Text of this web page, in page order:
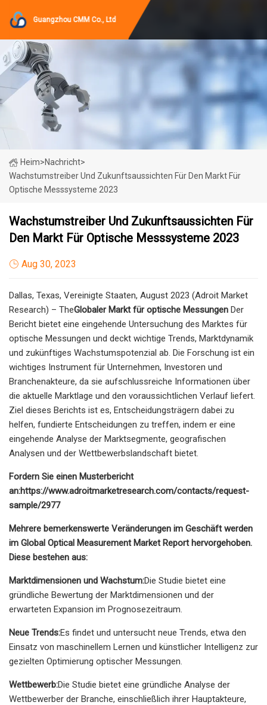
Guangzhou CMM Co., Ltd
Heim>Nachricht>
Wachstumstreiber Und Zukunftsaussichten Für Den Markt Für
Optische Messsysteme 2023
Wachstumstreiber Und Zukunftsaussichten Für
Den Markt Für Optische Messsysteme 2023
Aug 30, 2023
Dallas, Texas, Vereinigte Staaten, August 2023 (Adroit Market
Research) – TheGlobaler Markt für optische Messungen Der
Bericht bietet eine eingehende Untersuchung des Marktes für
optische Messungen und deckt wichtige Trends, Marktdynamik
und zukünftiges Wachstumspotenzial ab. Die Forschung ist ein
wichtiges Instrument für Unternehmen, Investoren und
Branchenakteure, da sie aufschlussreiche Informationen über
die aktuelle Marktlage und den voraussichtlichen Verlauf liefert.
Ziel dieses Berichts ist es, Entscheidungsträgern dabei zu
helfen, fundierte Entscheidungen zu treffen, indem er eine
eingehende Analyse der Marktsegmente, geografischen
Analysen und der Wettbewerbslandschaft bietet.
Fordern Sie einen Musterbericht
an:https://www.adroitmarketresearch.com/contacts/request-
sample/2977
Mehrere bemerkenswerte Veränderungen im Geschäft werden
im Global Optical Measurement Market Report hervorgehoben.
Diese bestehen aus:
Marktdimensionen und Wachstum:Die Studie bietet eine
gründliche Bewertung der Marktdimensionen und der
erwarteten Expansion im Prognosezeitraum.
Neue Trends:Es findet und untersucht neue Trends, etwa den
Einsatz von maschinellem Lernen und künstlicher Intelligenz zur
gezielten Optimierung optischer Messungen.
Wettbewerb:Die Studie bietet eine gründliche Analyse der
Wettbewerber der Branche, einschließlich ihrer Hauptakteure,